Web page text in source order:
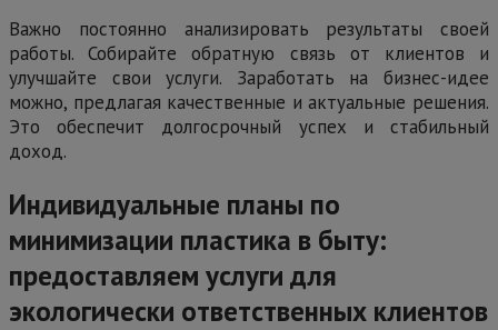
Важно постоянно анализировать результаты своей
работы. Собирайте обратную связь от клиентов и
улучшайте свои услуги. Заработать на бизнес-идее
можно, предлагая качественные и актуальные решения.
Это обеспечит долгосрочный успех и стабильный
доход.
Индивидуальные планы по
минимизации пластика в быту:
предоставляем услуги для
экологически ответственных клиентов